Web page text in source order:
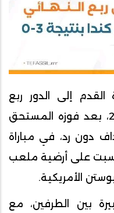
إلى الدور ربع
النهائي من كأس العالم 2026، بعد فوزه المستحق
دون رد، في مباراة
على أرضية ملعب
الأمريكية.
بين الطرفين، مع